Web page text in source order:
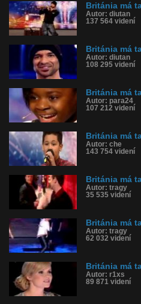
Kategória: film a tv
Tagy: británia, talent, shaun smith,
História sledovanosti videa:
Británia má
Autor: diutan
137 564 videní
Británia má
Autor: diutan
108 295 videní
Británia má
Autor: para24
107 212 videní
Británia má
Autor: che
143 754 videní
Británia má
Autor: tragy
35 535 videní
Británia má
Autor: tragy
62 032 videní
Británia má
Autor: r1xs
89 871 videní